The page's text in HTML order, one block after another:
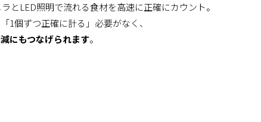
とLED照明で流れる食材を高速に正確にカウント。
1個ずつ正確に計る」必要がなく、
にもつなげられます。